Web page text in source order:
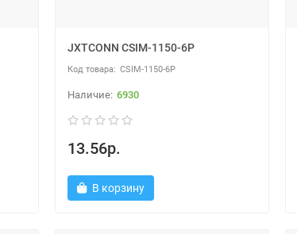
JXTCONN CSIM-1150-6P
CSIM-1150-6P
6930
13.56р.
В корзину